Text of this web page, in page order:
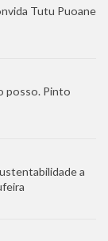
Tutu Puoane
posso. Pinto
a